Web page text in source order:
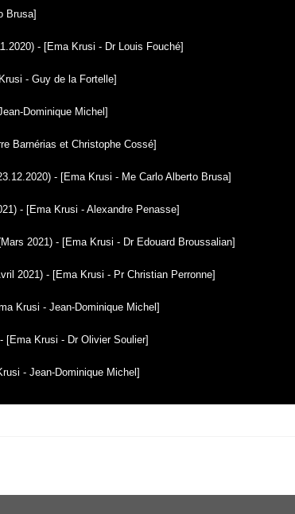
Brusa]
- [Ema Krusi - Dr Louis Fouché]
- Guy de la Fortelle]
Dominique Michel]
Barnérias et Christophe Cossé]
- [Ema Krusi - Me Carlo Alberto Brusa]
- [Ema Krusi - Alexandre Penasse]
2021) - [Ema Krusi - Dr Edouard Broussalian]
2021) - [Ema Krusi - Pr Christian Perronne]
Krusi - Jean-Dominique Michel]
[Ema Krusi - Dr Olivier Soulier]
- Jean-Dominique Michel]